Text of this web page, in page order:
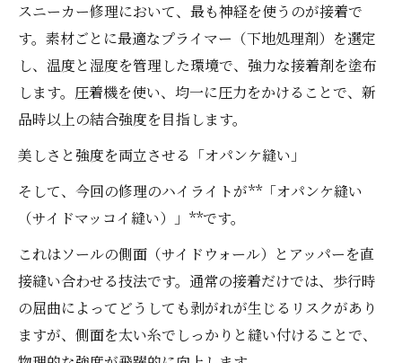
スニーカー修理において、最も神経を使うのが接着で
す。素材ごとに最適なプライマー（下地処理剤）を選定
し、温度と湿度を管理した環境で、強力な接着剤を塗布
します。圧着機を使い、均一に圧力をかけることで、新
品時以上の結合強度を目指します。
美しさと強度を両立させる「オパンケ縫い」
そして、今回の修理のハイライトが**「オパンケ縫い
（サイドマッコイ縫い）」**です。
これはソールの側面（サイドウォール）とアッパーを直
接縫い合わせる技法です。通常の接着だけでは、歩行時
の屈曲によってどうしても剥がれが生じるリスクがあり
ますが、側面を太い糸でしっかりと縫い付けることで、